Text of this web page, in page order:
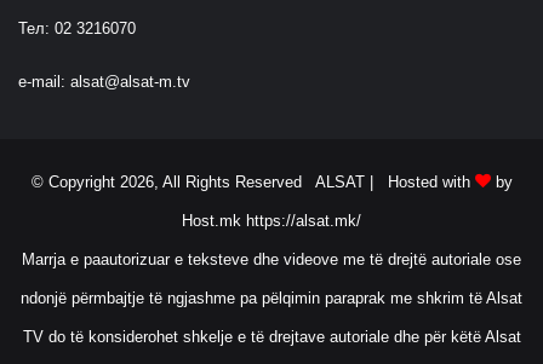
Тел: 02 3216070
e-mail: alsat@alsat-m.tv
© Copyright 2026, All Rights Reserved ALSAT | Hosted with by
Host.mk https://alsat.mk/
Marrja e paautorizuar e teksteve dhe videove me të drejtë autoriale ose
ndonjë përmbajtje të ngjashme pa pëlqimin paraprak me shkrim të Alsat
TV do të konsiderohet shkelje e të drejtave autoriale dhe për këtë Alsat